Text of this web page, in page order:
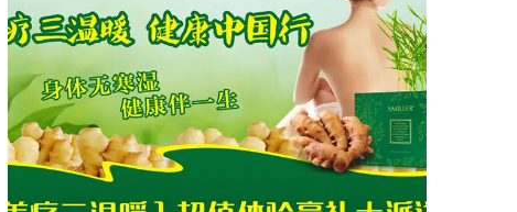
果、理念无不震撼全场。引领趋势，科美来袭！全球顶级高
科技抗...